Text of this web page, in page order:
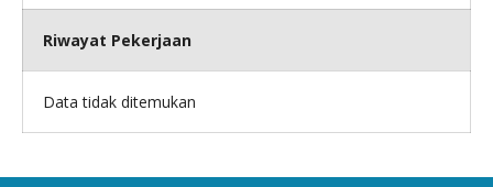
Riwayat Pekerjaan
Data tidak ditemukan